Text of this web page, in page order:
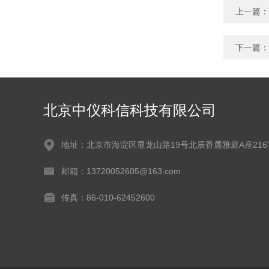
上一篇：
下一篇：
北京中仪科信科技有限公司
地址：北京市海淀区显龙山路19号北辰香麓雅庭A座216
邮箱：13720052605@163.com
传真：86-010-62452600